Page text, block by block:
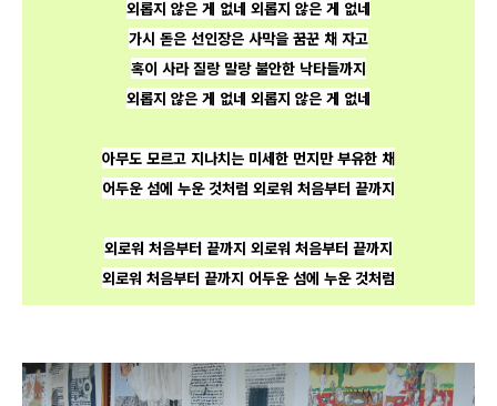
외롭지 않은 게 없네 외롭지 않은 게 없네
가시 돋은 선인장은 사막을 꿈꾼 채 자고
혹이 사라 질랑 말랑 불안한 낙타들까지
외롭지 않은 게 없네 외롭지 않은 게 없네
아무도 모르고 지나치는 미세한 먼지만 부유한 채
어두운 섬에 누운 것처럼 외로워 처음부터 끝까지
외로워 처음부터 끝까지 외로워 처음부터 끝까지
외로워 처음부터 끝까지 어두운 섬에 누운 것처럼